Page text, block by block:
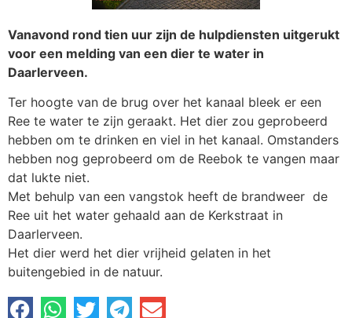
Vanavond rond tien uur zijn de hulpdiensten uitgerukt
voor een melding van een dier te water in
Daarlerveen.
Ter hoogte van de brug over het kanaal bleek er een
Ree te water te zijn geraakt. Het dier zou geprobeerd
hebben om te drinken en viel in het kanaal. Omstanders
hebben nog geprobeerd om de Reebok te vangen maar
dat lukte niet.
Met behulp van een vangstok heeft de brandweer de
Ree uit het water gehaald aan de Kerkstraat in
Daarlerveen.
Het dier werd het dier vrijheid gelaten in het
buitengebied in de natuur.